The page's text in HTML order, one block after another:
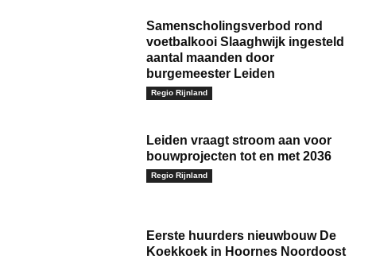
Samenscholingsverbod rond
voetbalkooi Slaaghwijk ingesteld
aantal maanden door
burgemeester Leiden
Regio Rijnland
Leiden vraagt stroom aan voor
bouwprojecten tot en met 2036
Regio Rijnland
Eerste huurders nieuwbouw De
Koekkoek in Hoornes Noordoost